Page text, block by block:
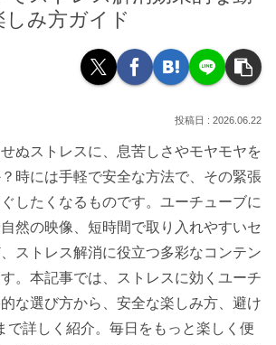
み方ガイド
2026.06.22
ぬストレスに、息苦しさやモヤモヤを
時には手軽で安全な方法で、その緊張
したくなるものです。ユーチューブに
然の映像、短時間で取り入れやすいセ
ストレス解消に役立つ多彩なコンテン
。本記事では、ストレスに効くユーチ
な選び方から、安全な楽しみ方、避け
で詳しく紹介。毎日をもっと楽しく便